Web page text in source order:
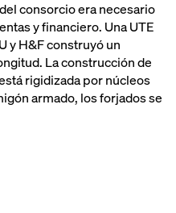
consorcio era necesario
y financiero. Una UTE
y H&F construyó un
La construcción de
rigidizada por núcleos
armado, los forjados se